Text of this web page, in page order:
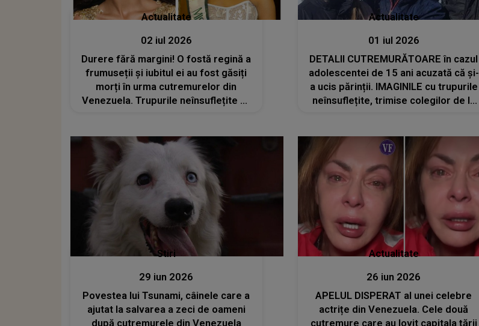
Actualitate
02 iul 2026
Durere fără margini! O fostă regină a
frumuseții și iubitul ei au fost găsiți
morți în urma cutremurelor din
Venezuela. Trupurile neînsuflețite au
Actualitate
01 iul 2026
DETALII CUTREMURĂTOARE în cazul
adolescentei de 15 ani acuzată că și-
a ucis părinții. IMAGINILE cu trupurile
neînsuflețite, trimise colegilor de la
pat. Se vedea sânge și..."
Stiri
29 iun 2026
Povestea lui Tsunami, câinele care a
ajutat la salvarea a zeci de oameni
după cutremurele din Venezuela
Actualitate
26 iun 2026
APELUL DISPERAT al unei celebre
actrițe din Venezuela. Cele două
cutremure care au lovit capitala țării